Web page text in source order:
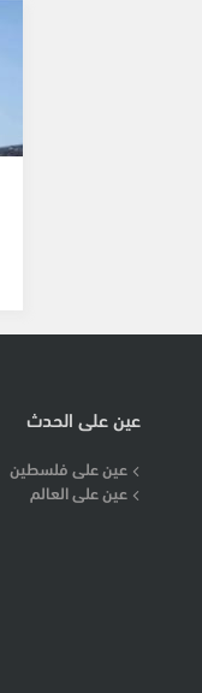
عين على الحدث
عين على فلسطين
عين على العالم